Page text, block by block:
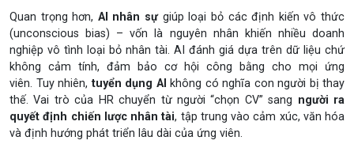
Quan trọng hơn, AI nhân sựgiúp loại bỏ các định kiến vô thức
(unconscious bias) – vốn là nguyên nhân khiến nhiều doanh
nghiệp vô tình loại bỏ nhân tài. AI đánh giá dựa trên dữ liệu chứ
không cảm tính, đảm bảo cơ hội công bằng cho mọi ứng
viên. Tuy nhiên,tuyển dụng AI không có nghĩa con người bị thay
thế. Vai trò của HR chuyển từ người “chọn CV” sang người ra
quyết định chiến lược nhân tài, tập trung vào cảm xúc, văn hóa
và định hướng phát triển lâu dài của ứng viên.